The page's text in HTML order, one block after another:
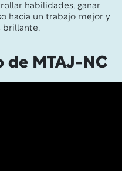
habilidades, ganar
hacia un trabajo mejor y
brillante.
de MTAJ-NC